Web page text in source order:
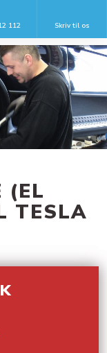
112 Skriv til os​
(EL
TESLA